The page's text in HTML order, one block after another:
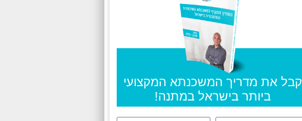
קבל את מדריך המשכנתא המקצועי
ביותר בישראל במתנה!